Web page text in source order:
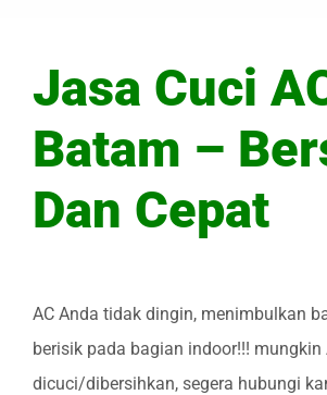
Jasa Cuci
Batam –
Dan Cepat
AC Anda tidak dingin, menimbulkan
berisik pada bagian indoor!!! mungkin
dicuci/dibersihkan, segera hubungi